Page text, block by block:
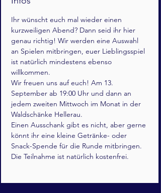
Ihr wünscht euch mal wieder einen
kurzweiligen Abend? Dann seid ihr hier
genau richtig! Wir werden eine Auswahl
an Spielen mitbringen, euer Lieblingsspiel
ist natürlich mindestens ebenso
willkommen.
Wir freuen uns auf euch! Am 13.
September ab 19:00 Uhr und dann an
jedem zweiten Mittwoch im Monat in der
Waldschänke Hellerau.
Einen Ausschank gibt es nicht, aber gerne
könnt ihr eine kleine Getränke- oder
Snack-Spende für die Runde mitbringen.
Die Teilnahme ist natürlich kostenfrei.